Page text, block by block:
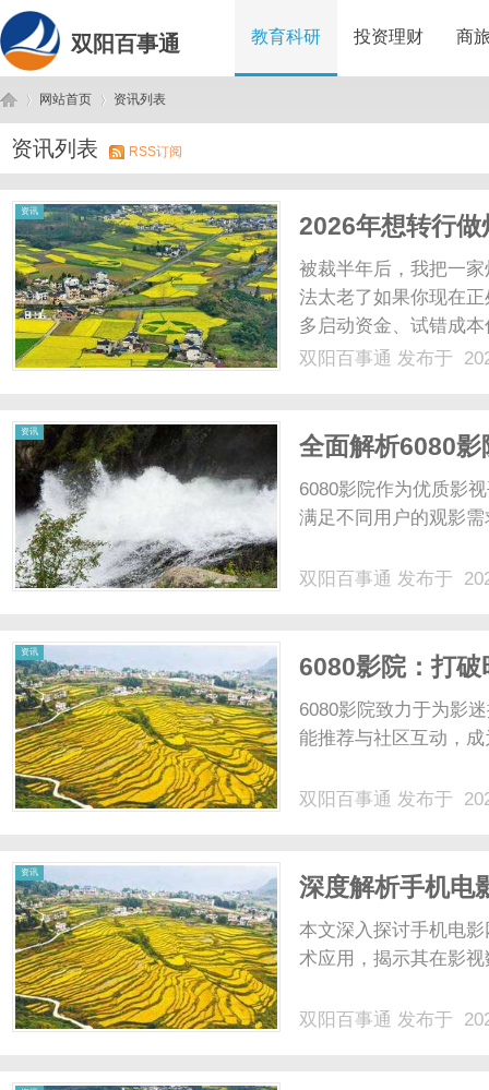
双阳百事通 教育科研 投资理财 商
双 ›
网站首页
›
资讯列表
资讯列表 RSS订阅
资讯
2026年想转行
了！
被裁半年后，我把一
法太老了如果你现在
多启动资金、试错成
记重点。去年这个时
双阳百事通 发布于
资讯
全面解析6080
台
6080影院作为优质影
满足不同用户的观影
双阳百事通 发布于
资讯
6080影院：打
6080影院致力于为影
能推荐与社区互动，
双阳百事通 发布于
资讯
深度解析手机电
本文深入探讨手机电
术应用，揭示其在影
双阳百事通 发布于